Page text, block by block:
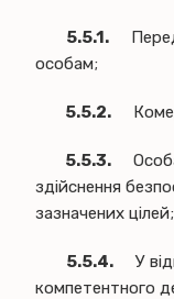
5.5.1.
особам;
5.5.2.
5.5.3.
здійснення
зазначених цілей;
5.5.4. У
компетентного